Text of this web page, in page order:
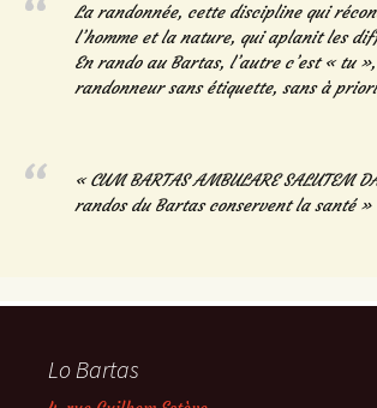
La randonnée, cette discipline qui
l’homme et la nature, qui aplanit les
En rando au Bartas, l’autre c’est « tu
randonneur sans étiquette, sans à
« CUM BARTAS AMBULARE SALUTEM
randos du Bartas conservent la santé »
Lo Bartas